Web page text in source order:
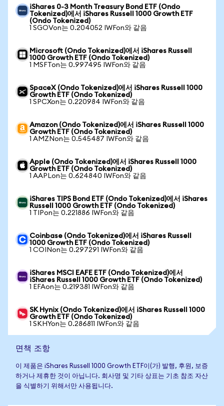
iShares 0-3 Month Treasury Bond ETF (Ondo
Tokenized)에서 iShares Russell 1000 Growth ETF
(Ondo Tokenized)
1 SGOVon는 0.204052 IWFon와 같음
Microsoft (Ondo Tokenized)에서 iShares Russell
1000 Growth ETF (Ondo Tokenized)
1 MSFTon는 0.997495 IWFon와 같음
SpaceX (Ondo Tokenized)에서 iShares Russell 1000
Growth ETF (Ondo Tokenized)
1 SPCXon는 0.220984 IWFon와 같음
Amazon (Ondo Tokenized)에서 iShares Russell 1000
Growth ETF (Ondo Tokenized)
1 AMZNon는 0.545487 IWFon와 같음
Apple (Ondo Tokenized)에서 iShares Russell 1000
Growth ETF (Ondo Tokenized)
1 AAPLon는 0.624840 IWFon와 같음
iShares TIPS Bond ETF (Ondo Tokenized)에서 iShares
Russell 1000 Growth ETF (Ondo Tokenized)
1 TIPon는 0.221886 IWFon와 같음
Coinbase (Ondo Tokenized)에서 iShares Russell
1000 Growth ETF (Ondo Tokenized)
1 COINon는 0.297291 IWFon와 같음
iShares MSCI EAFE ETF (Ondo Tokenized)에서
iShares Russell 1000 Growth ETF (Ondo Tokenized)
1 EFAon는 0.219381 IWFon와 같음
SK Hynix (Ondo Tokenized)에서 iShares Russell 1000
Growth ETF (Ondo Tokenized)
1 SKHYon는 0.286811 IWFon와 같음
면책 조항
이 제품은 iShares Russell 1000 Growth ETF이(가) 발행, 후원, 보증
하거나 제휴한 것이 아닙니다. 회사명 및 기타 상표는 기초 참조 자산
을 식별하기 위해서만 사용됩니다.